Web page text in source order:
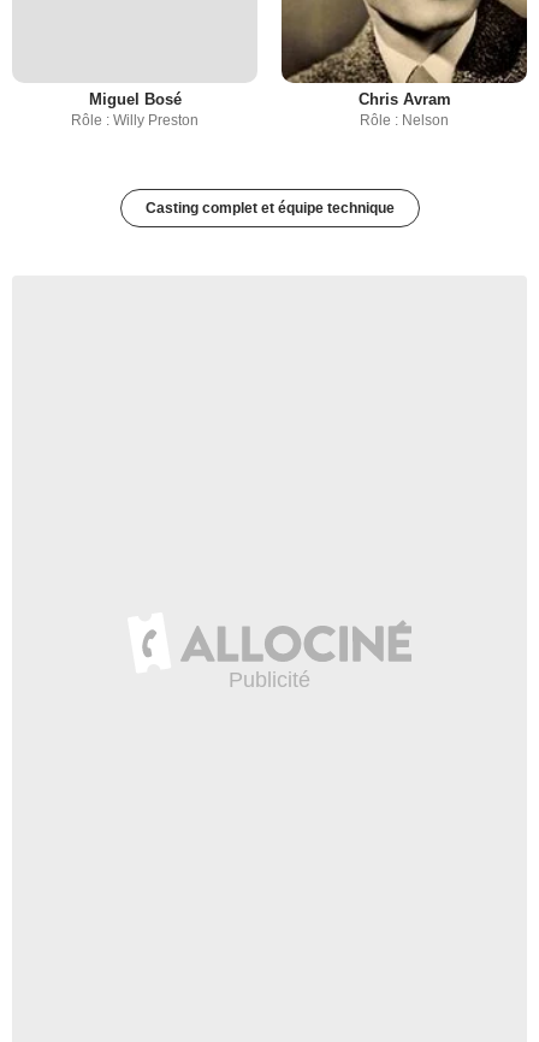
Miguel Bosé
Rôle : Willy Preston
Chris Avram
Rôle : Nelson
Casting complet et équipe technique